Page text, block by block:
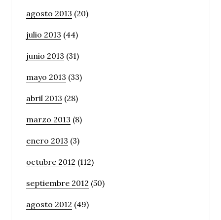
agosto 2013 (20)
julio 2013 (44)
junio 2013 (31)
mayo 2013 (33)
abril 2013 (28)
marzo 2013 (8)
enero 2013 (3)
octubre 2012 (112)
septiembre 2012 (50)
agosto 2012 (49)